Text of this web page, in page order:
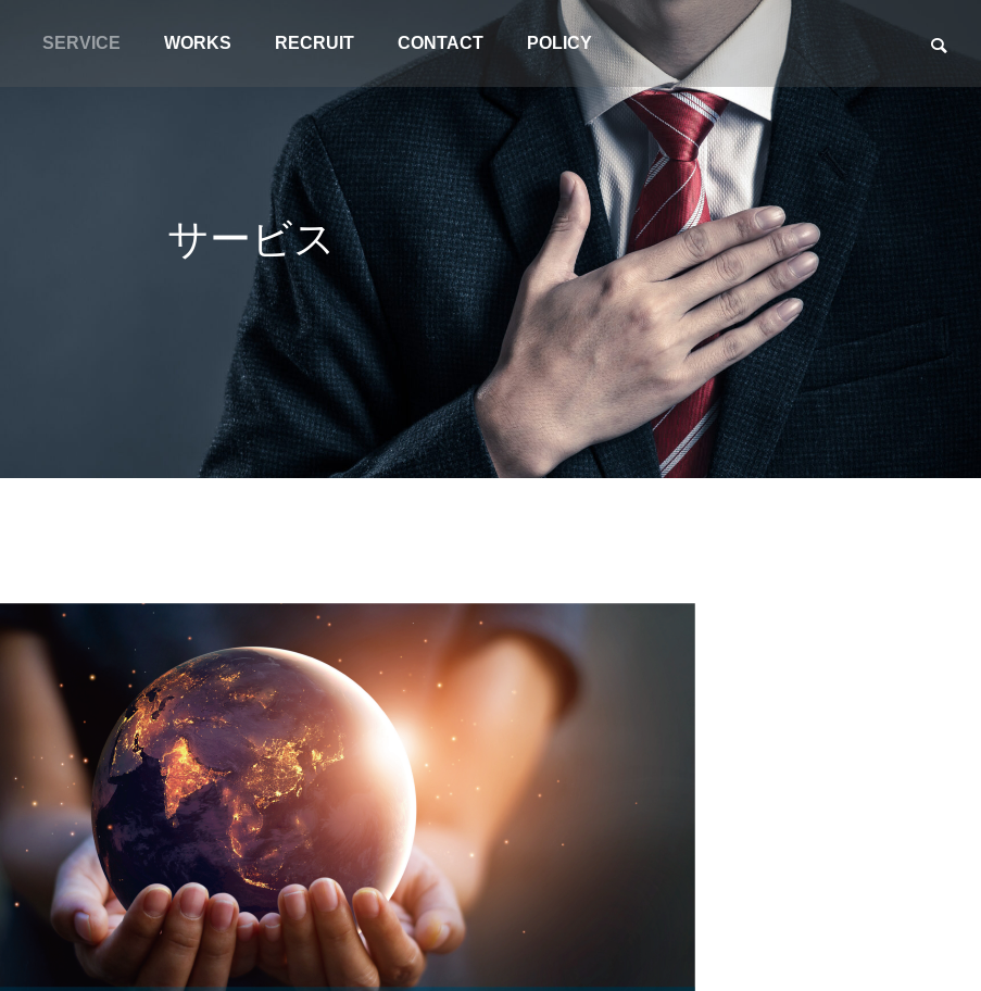
SERVICE WORKS RECRUIT CONTACT POLICY
サービス